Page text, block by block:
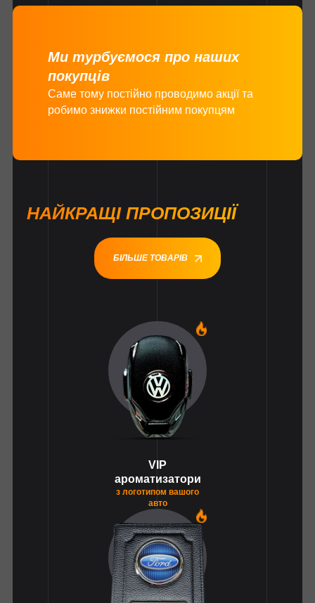
Ми турбуємося про наших
покупців
Саме тому постійно проводимо акції та
робимо знижки постійним покупцям
НАЙКРАЩІ ПРОПОЗИЦІЇ
БІЛЬШЕ ТОВАРІВ
VIP
ароматизатори
з логотипом вашого
авто